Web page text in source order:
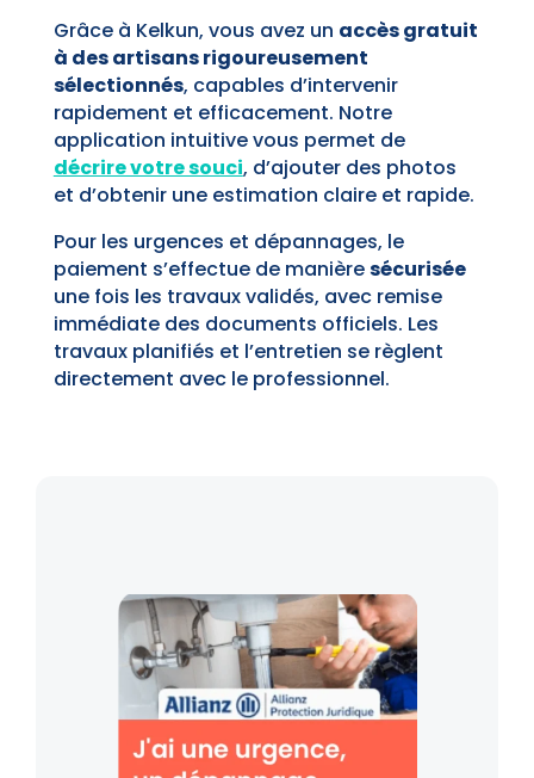
Grâce à Kelkun, vous avez un accès gratuit
à des artisans rigoureusement
sélectionnés, capables d’intervenir
rapidement et efficacement. Notre
application intuitive vous permet de
décrire votre souci, d’ajouter des photos
et d’obtenir une estimation claire et rapide.
Pour les urgences et dépannages, le
paiement s’effectue de manièresécurisée
une fois les travaux validés, avec remise
immédiate des documents officiels. Les
travaux planifiés et l’entretien se règlent
directement avec le professionnel.